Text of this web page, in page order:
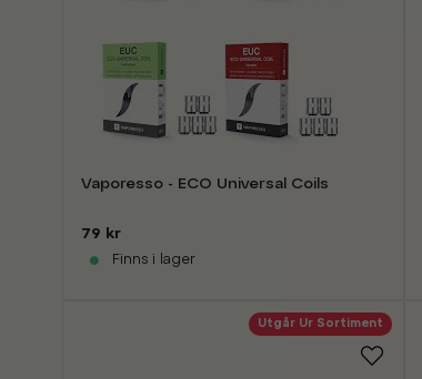
Vaporesso - ECO Universal Coils
79 kr
Finns i lager
Utgår Ur Sortiment